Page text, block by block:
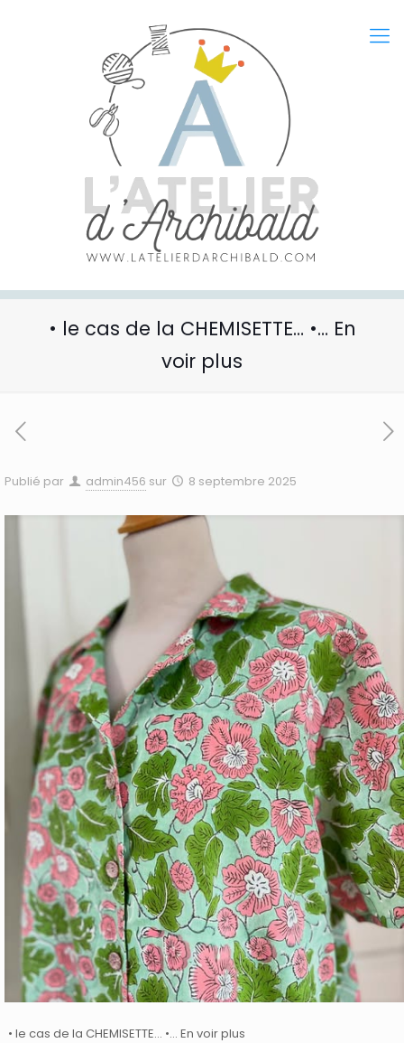
• le cas de la CHEMISETTE… •… En
voir plus
Publié par admin456 sur 8 septembre 2025
• le cas de la CHEMISETTE… •… En voir plus